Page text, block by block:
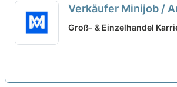
Verkäufer Minijob /
(m/w/d) neu
Groß- & Einzelhandel